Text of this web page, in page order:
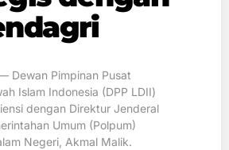
Dewan Pimpinan Pusat
Islam Indonesia (DPP LDII)
dengan Direktur Jenderal
Umum (Polpum)
Negeri, Akmal Malik.